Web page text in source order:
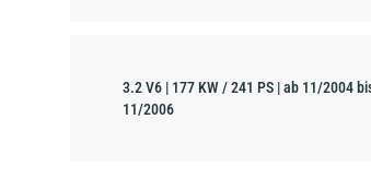
3.2 V6 | 177 KW / 241 PS | ab 11/2004
11/2006